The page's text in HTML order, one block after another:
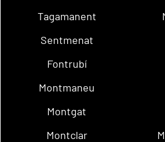
Tagamanent
Sentmenat
Fontrubí
Montmaneu
Montgat
Montclar